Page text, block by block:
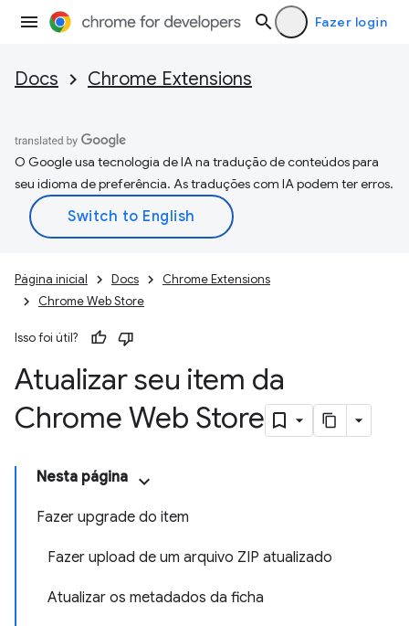
Fazer login
Docs Chrome Extensions
O Google usa tecnologia de IA na tradução de conteúdos para
seu idioma de preferência. As traduções com IA podem ter erros.
Página inicial Docs
Chrome Extensions
Chrome Web Store
Isso foi útil?
Atualizar seu item da
Chrome Web Store
Nesta página
Fazer upgrade do item
Fazer upload de um arquivo ZIP atualizado
Atualizar os metadados da ficha